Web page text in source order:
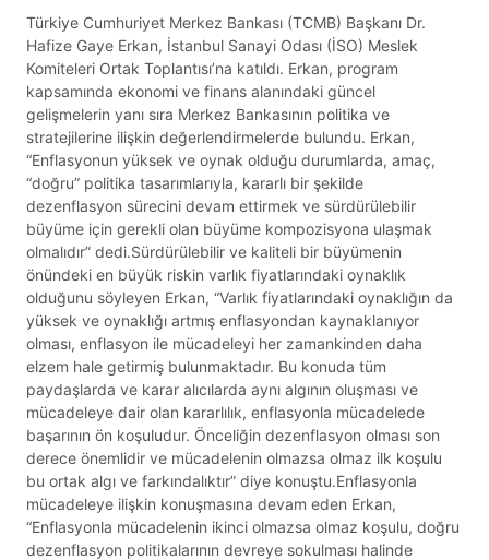
Türkiye Cumhuriyet Merkez Bankası (TCMB) Başkanı Dr.
Hafize Gaye Erkan, İstanbul Sanayi Odası (İSO) Meslek
Komiteleri Ortak Toplantısı’na katıldı. Erkan, program
kapsamında ekonomi ve finans alanındaki güncel
gelişmelerin yanı sıra Merkez Bankasının politika ve
stratejilerine ilişkin değerlendirmelerde bulundu. Erkan,
“Enflasyonun yüksek ve oynak olduğu durumlarda, amaç,
“doğru” politika tasarımlarıyla, kararlı bir şekilde
dezenflasyon sürecini devam ettirmek ve sürdürülebilir
büyüme için gerekli olan büyüme kompozisyona ulaşmak
olmalıdır” dedi.Sürdürülebilir ve kaliteli bir büyümenin
önündeki en büyük riskin varlık fiyatlarındaki oynaklık
olduğunu söyleyen Erkan, “Varlık fiyatlarındaki oynaklığın da
yüksek ve oynaklığı artmış enflasyondan kaynaklanıyor
olması, enflasyon ile mücadeleyi her zamankinden daha
elzem hale getirmiş bulunmaktadır. Bu konuda tüm
paydaşlarda ve karar alıcılarda aynı algının oluşması ve
mücadeleye dair olan kararlılık, enflasyonla mücadelede
başarının ön koşuludur. Önceliğin dezenflasyon olması son
derece önemlidir ve mücadelenin olmazsa olmaz ilk koşulu
bu ortak algı ve farkındalıktır” diye konuştu.Enflasyonla
mücadeleye ilişkin konuşmasına devam eden Erkan,
“Enflasyonla mücadelenin ikinci olmazsa olmaz koşulu, doğru
dezenflasyon politikalarının devreye sokulması halinde